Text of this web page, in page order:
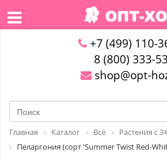
+7 (499) 110-
8 (800) 333-
shop@opt-
Главная Каталог Всё
Растения с
Пеларгония (сорт 'Summer Twist Red-